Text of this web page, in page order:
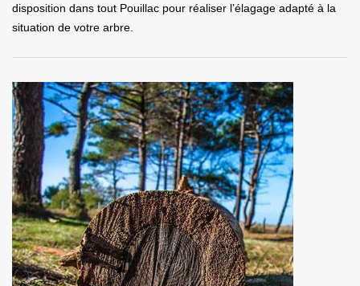
disposition dans tout Pouillac pour réaliser l’élagage adapté à la
situation de votre arbre.